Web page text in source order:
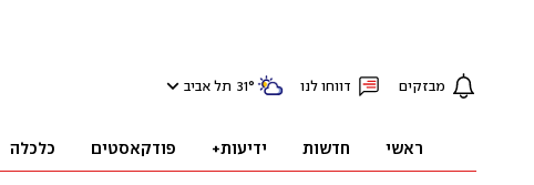
מבזקים דווחו לנו 31° תל אביב
ראשי חדשות ידיעות+ פודקאסטים כלכלה